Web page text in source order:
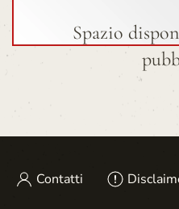
Spazio
Contatti